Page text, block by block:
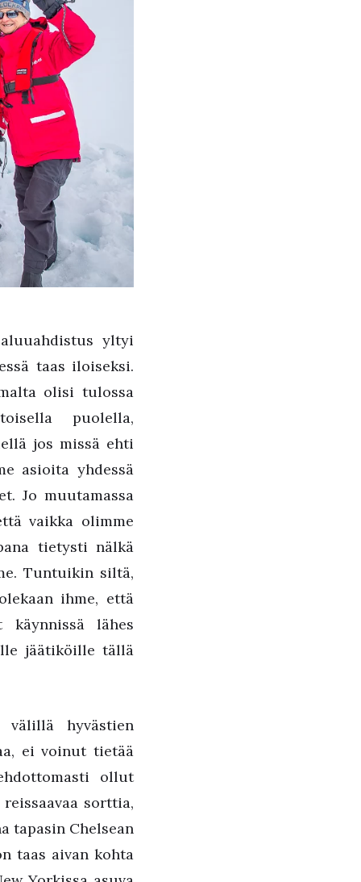
yltyi
taas iloiseksi.
olisi tulossa
puolella,
jos missä ehti
asioita yhdessä
Jo muutamassa
vaikka olimme
tietysti nälkä
Tuntuikin siltä,
ihme, että
käynnissä lähes
jäätiköille tällä
välillä hyvästien
ei voinut tietää
ollut
sorttia,
tapasin Chelsean
taas aivan kohta